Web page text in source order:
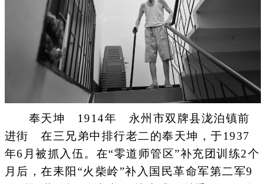
奉天坤 1914年 永州市双牌县泷泊镇前
进街 在三兄弟中排行老二的奉天坤，于1937
年6月被抓入伍。在“零道师管区”补充团训练2个
月后，在耒阳“火柴岭”补入国民革命军第二军9